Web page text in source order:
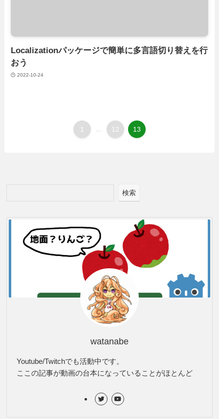
Localizationパッケージで簡単に多言語切り替えを行
おう
2022-10-24
1 12 13
検索
watanabe
Youtube/Twitchでも活動中です。
ここの記事が動画の台本になっていることがほとんど